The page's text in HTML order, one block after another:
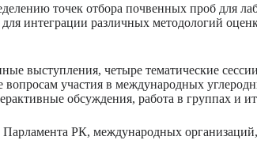
точек отбора почвенных проб для
интеграции различных методологий
выступления, четыре тематические
участия в международных
обсуждения, работа в группах и
РК, международных